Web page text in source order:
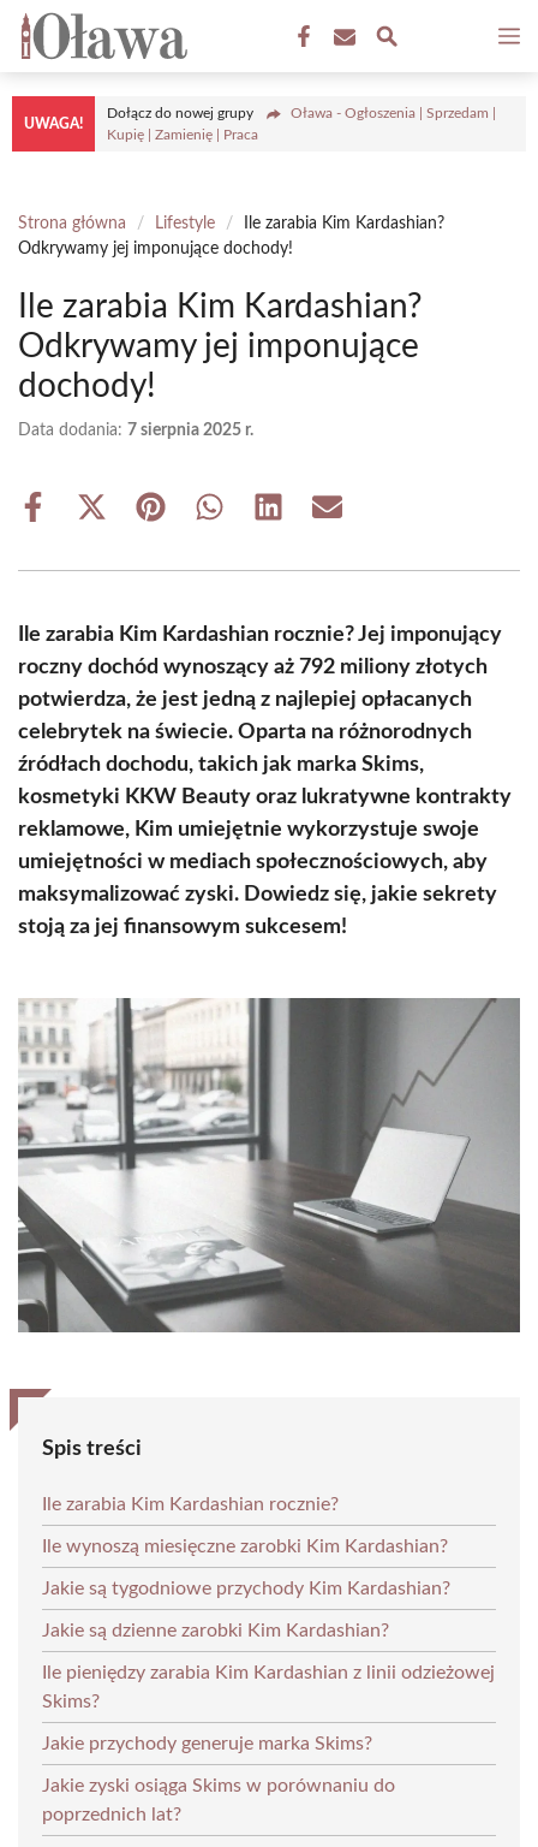
Przejdź
treści
UWAGA!
Dołącz do nowej grupy
Oława - Ogłoszenia | Sprzedam |
Kupię | Zamienię | Praca
Strona główna / Lifestyle /
Ile zarabia Kim Kardashian?
Odkrywamy jej imponujące dochody!
Ile zarabia Kim Kardashian?
Odkrywamy jej imponujące
dochody!
Data dodania: 7 sierpnia 2025 r.
Share
Share
(Twitter)
Share Share Share Share
Ile zarabia Kim Kardashian rocznie? Jej imponujący
roczny dochód wynoszący aż 792 miliony złotych
potwierdza, że jest jedną z najlepiej opłacanych
celebrytek na świecie. Oparta na różnorodnych
źródłach dochodu, takich jak marka Skims,
kosmetyki KKW Beauty oraz lukratywne kontrakty
reklamowe, Kim umiejętnie wykorzystuje swoje
umiejętności w mediach społecznościowych, aby
maksymalizować zyski. Dowiedz się, jakie sekrety
stoją za jej finansowym sukcesem!
Spis treści
Ile zarabia Kim Kardashian rocznie?
Ile wynoszą miesięczne zarobki Kim Kardashian?
Jakie są tygodniowe przychody Kim Kardashian?
Jakie są dzienne zarobki Kim Kardashian?
Ile pieniędzy zarabia Kim Kardashian z linii odzieżowej
Skims?
Jakie przychody generuje marka Skims?
Jakie zyski osiąga Skims w porównaniu do
poprzednich lat?